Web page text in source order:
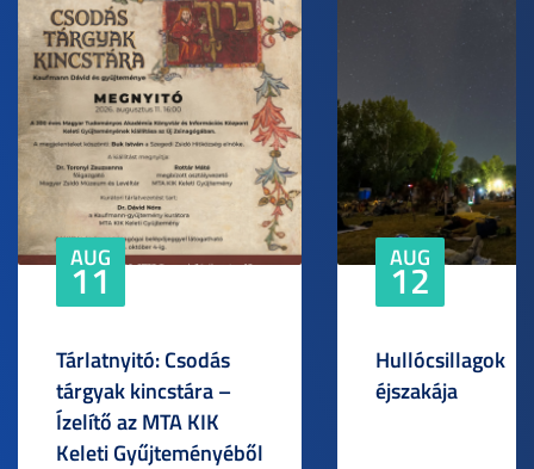
AUG
11
Tárlatnyitó: Csodás
tárgyak kincstára –
Ízelítő az MTA KIK
Keleti Gyűjteményéből
AUG
12
Hullócsillagok
éjszakája